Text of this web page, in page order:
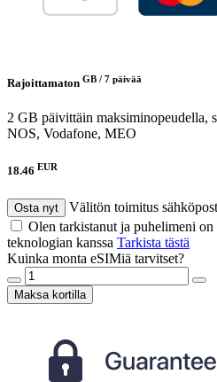
Rajoittamaton GB / 7 päivää
2 GB päivittäin maksiminopeudella,
NOS, Vodafone, MEO
18.46 EUR
Osta nyt
Välitön toimitus
Olen tarkistanut ja puhelimeni
teknologian kanssa Tarkista tästä
Kuinka monta eSIMiä tarvitset?
Maksa kortilla